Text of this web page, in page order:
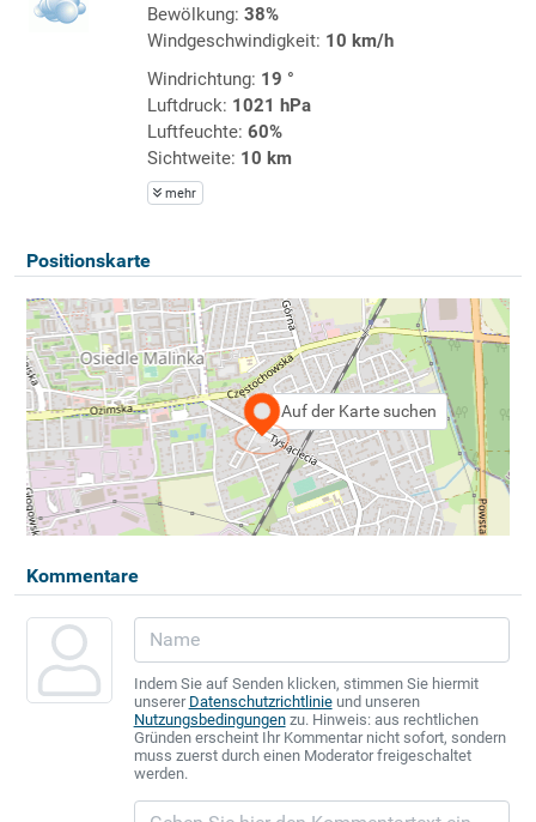
Bewölkung: 38%
Windgeschwindigkeit: 10 km/h
Windrichtung: 19 °
Luftdruck: 1021 hPa
Luftfeuchte: 60%
Sichtweite: 10 km
mehr
Positionskarte
Auf der Karte suchen
Kommentare
Indem Sie auf Senden klicken, stimmen Sie hiermit
unserer Datenschutzrichtlinieund unseren
Nutzungsbedingungenzu. Hinweis: aus rechtlichen
Gründen erscheint Ihr Kommentar nicht sofort, sondern
muss zuerst durch einen Moderator freigeschaltet
werden.